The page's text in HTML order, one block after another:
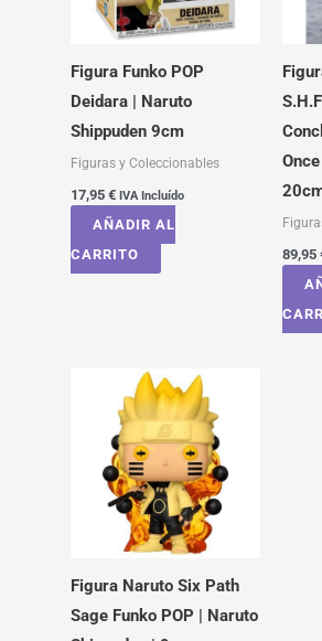
Figura Funko POP
Deidara | Naruto
Shippuden 9cm
Figuras y Coleccionables
17,95 € IVA Incluído
AÑADIR AL
CARRITO
89,95
Figura Naruto Six Path
Sage Funko POP | Naruto